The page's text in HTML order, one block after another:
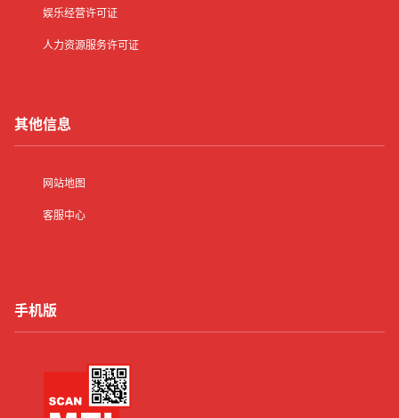
娱乐经营许可证
人力资源服务许可证
其他信息
网站地图
客服中心
手机版